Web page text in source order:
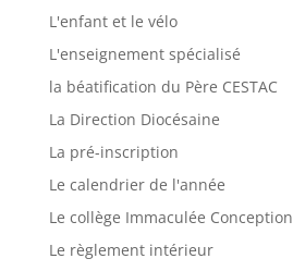
L'enfant et le vélo
L'enseignement spécialisé
la béatification du Père CESTAC
La Direction Diocésaine
La pré-inscription
Le calendrier de l'année
Le collège Immaculée Conception
Le règlement intérieur